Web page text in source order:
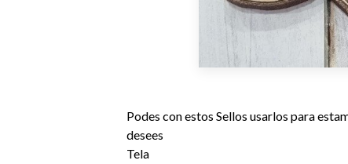
Podes con estos Sellos usarlos para
desees
Tela